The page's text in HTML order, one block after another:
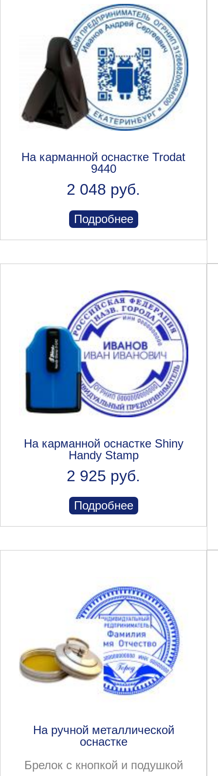
На карманной оснастке Trodat
9440
2 048 руб.
Подробнее
На карманной оснастке Shiny
Handy Stamp
2 925 руб.
Подробнее
На ручной металлической
оснастке
Брелок с кнопкой и подушкой